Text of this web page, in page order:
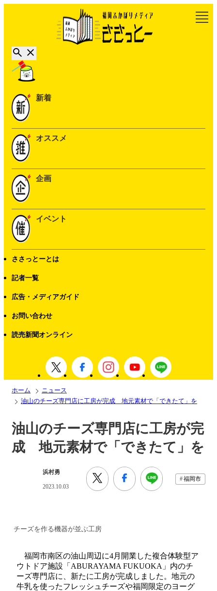
新着
オススメ
企画
イベント
ささっとーとは
記者一覧
広告・メディアガイド
お問い合わせ
読売新聞オンライン
ホーム
ニュース
油山のチーズ専門店に工房が完成 地元素材で「できたて」を
油山のチーズ専門店に工房が完
成 地元素材で「できたて」を
浜村勇
2023.10.03
福岡市
チーズを作る機器が並ぶ工房
福岡市南区の油山周辺に4月開業した複合体験型ア
ウトドア施設「ABURAYAMA FUKUOKA」内のチ
ーズ専門店に、新たに工房が完成しました。地元の
牛乳を使ったフレッシュチーズや福岡限定のヨーグ